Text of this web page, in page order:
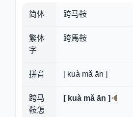
简体 跨马鞍
繁体
字
跨馬鞍
拼音 [ kuà mǎ ān ]
跨马
鞍怎
[ kuà mǎ ān ]